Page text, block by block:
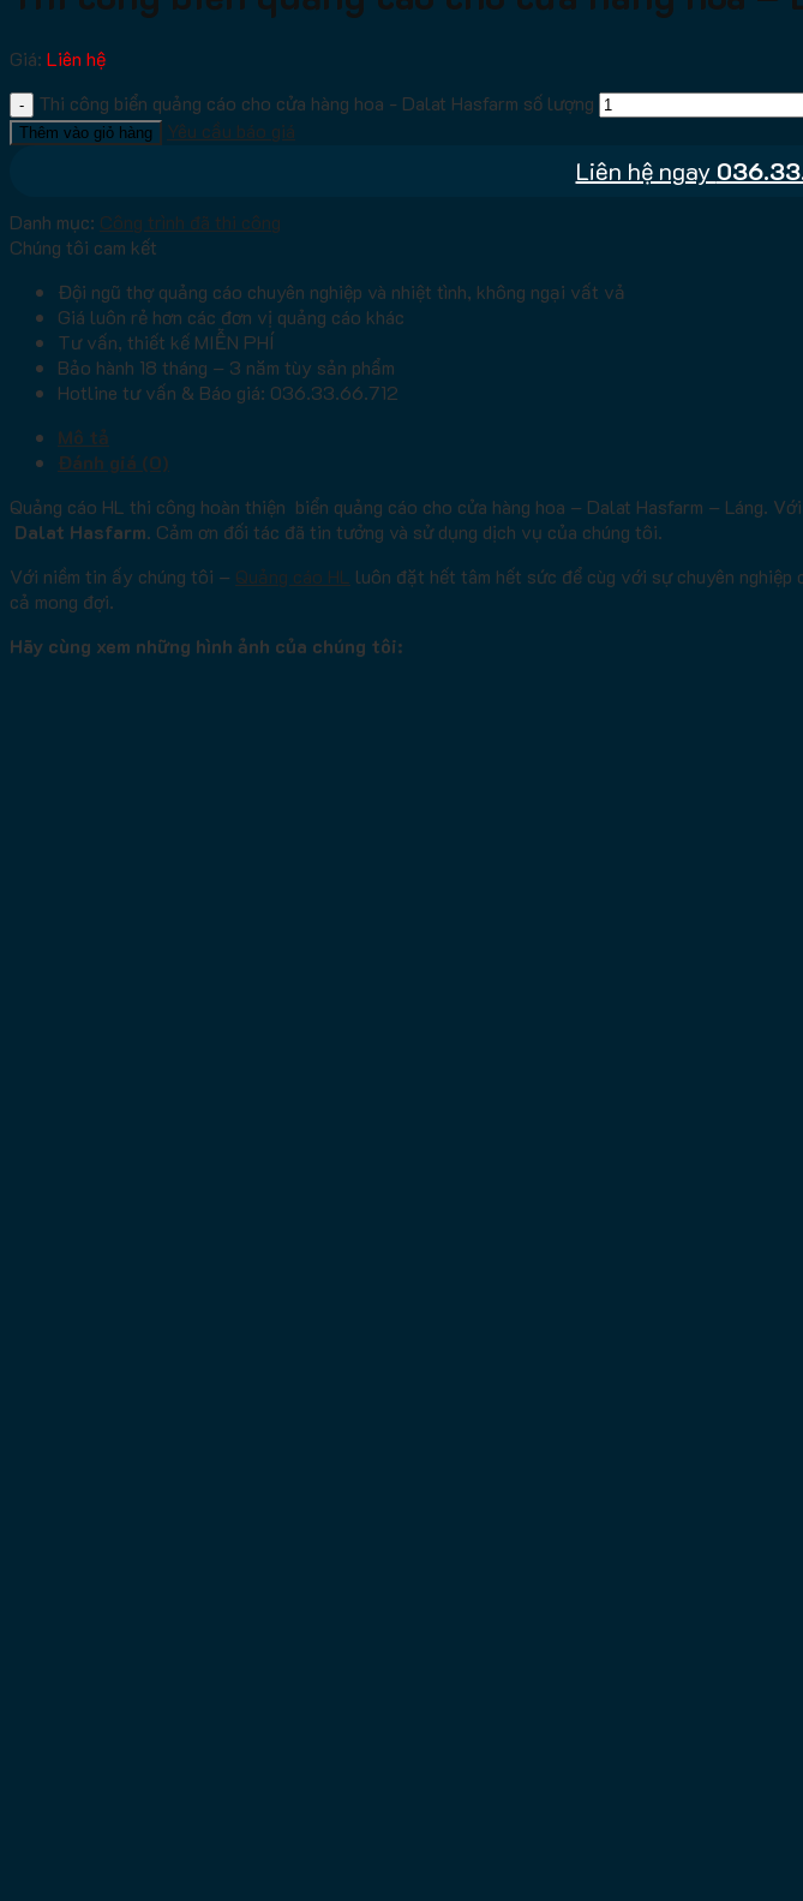
Giá: Liên hệ
Thi công biển quảng cáo cho cửa hàng hoa - Dalat Hasfarm số lượng
Thêm vào giỏ hàng Yêu cầu báo giá
Liên hệ ngay
Danh mục: Công trình đã thi công
Chúng tôi cam kết
Đội ngũ thợ quảng cáo chuyên nghiệp và nhiệt tình, không ngại vất vả
Giá luôn rẻ hơn các đơn vị quảng cáo khác
Tư vấn, thiết kế MIỄN PHÍ
Bảo hành 18 tháng – 3 năm tùy sản phẩm
Hotline tư vấn & Báo giá: 036.33.66.712
Mô tả
Đánh giá (0)
Quảng cáo HL thi công hoàn thiện biển quảng cáo cho cửa hàng hoa – Dalat Hasfarm – Láng.
Dalat Hasfarm. Cảm ơn đối tác đã tin tưởng và sử dụng dịch vụ của chúng tôi.
Với niềm tin ấy chúng tôi – Quảng cáo HL luôn đặt hết tâm hết sức để cùg với sự chuyên nghiệp
cả mong đợi.
Hãy cùng xem những hình ảnh của chúng tôi: